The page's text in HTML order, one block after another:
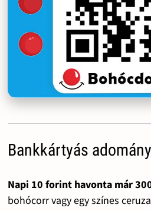
Bankkártyás
Napi 10 forint havonta már
bohócorr vagy egy színes